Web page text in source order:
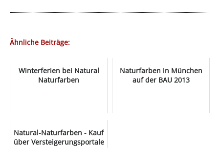
Ähnliche Beiträge:
Winterferien bei Natural
Naturfarben
Naturfarben in München
auf der BAU 2013
Natural-Naturfarben - Kauf
über Versteigerungsportale